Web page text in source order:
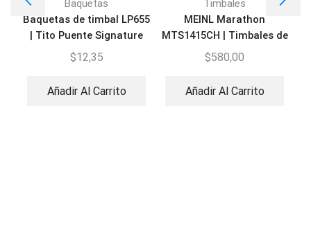
Baquetas
Baquetas de timbal LP655
| Tito Puente Signature
$12,35
Añadir Al Carrito
Timbales
MEINL Marathon
MTS1415CH | Timbales de
acero cromado
$580,00
Añadir Al Carrito